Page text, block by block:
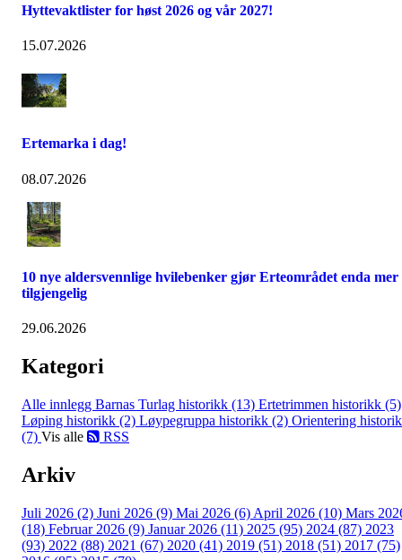
Hyttevaktlister for høst 2026 og vår 2027!
15.07.2026
Ertemarka i dag!
08.07.2026
10 nye aldersvennlige hvilebenker gjør Erteområdet enda mer
tilgjengelig
29.06.2026
Kategori
Alle innlegg Barnas Turlag historikk (13) Ertetrimmen historikk (5)
Løping historikk (2) Løypegruppa historikk (2) Orientering
(7) Vis alle RSS
Arkiv
Juli 2026 (2) Juni 2026 (9) Mai 2026 (6) April 2026 (10) Mars
(18) Februar 2026 (9) Januar 2026 (11) 2025 (95) 2024 (87) 2023
(93) 2022 (88) 2021 (67) 2020 (41) 2019 (51) 2018 (51) 2017 (75)